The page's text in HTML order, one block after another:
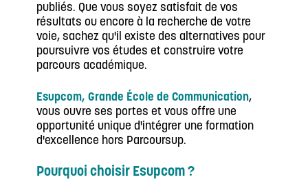
publiés. Que vous soyez satisfait de vos
résultats ou encore à la recherche de votre
voie, sachez qu'il existe des alternatives pour
poursuivre vos études et construire votre
parcours académique.
Esupcom, Grande École de Communication,
vous ouvre ses portes et vous offre une
opportunité unique d'intégrer une formation
d'excellence hors Parcoursup.
Pourquoi choisir Esupcom ?